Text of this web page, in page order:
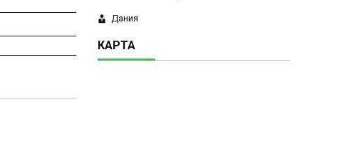
Дания
КАРТА